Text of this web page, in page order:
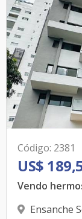
Código: 2381
US$
Vendo
Ensanche